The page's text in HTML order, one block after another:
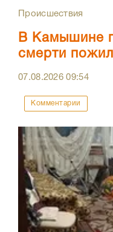
Происшествия
В Камышине
смерти
07.08.202609:54
Комментарии